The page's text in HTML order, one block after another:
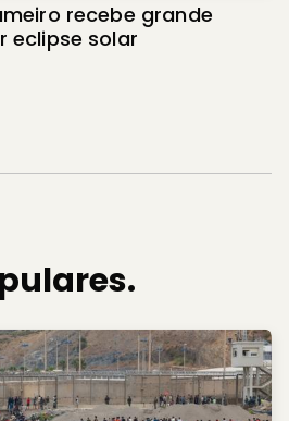
recebe grande
eclipse solar